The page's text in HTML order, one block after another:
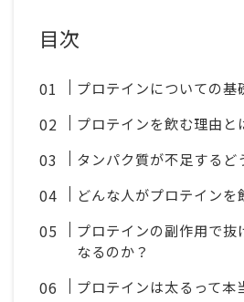
目次
プロテインについての基
プロテインを飲む理由と
タンパク質が不足するど
どんな人がプロテインを
プロテインの副作用で抜
なるのか？
プロテインは太るって本